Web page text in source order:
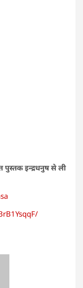
पुस्तक इन्द्रधनुष से ली